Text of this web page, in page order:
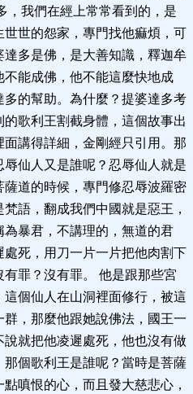
，我們在經上常常看到的，是
世的怨家，專門找他痲煩，可
多是佛，是大善知識，釋迦牟
能成佛，他不能這麼快地成
的幫助。為什麼？提婆達多考
歌利王割截身體，這個故事出
講得詳細，金剛經只引用。那
仙人又是誰呢？忍辱仙人就是
道的時候，專門修忍辱波羅密
語，翻成我們中國就是惡王，
暴君，不講理的，無道的君
死，用刀一片一片把他肉割下
罪？沒有罪。 他是跟那些宮
個仙人在山洞裡面修行，被這
，那麼他跟她說佛法，國王一
就把他凌遲處死，他也沒有做
個歌利王是誰呢？當時是菩薩
嗔恨的心，而且發大慈悲心，